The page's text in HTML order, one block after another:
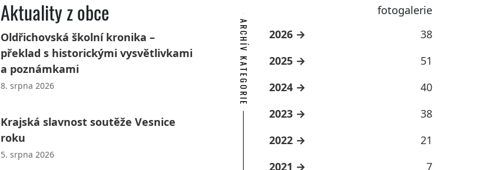
Aktuality z obce
Oldřichovská školní kronika –
překlad s historickými vysvětlivkami
a poznámkami
8. srpna 2026
Krajská slavnost soutěže Vesnice
roku
5. srpna 2026
fotogalerie
ARCHÍV KATEGORIE 2026
38
2025
51
2024
40
2023
38
2022
21
2021
7